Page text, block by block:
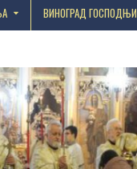
ВИНОГРАД ГОСПОДЊИ